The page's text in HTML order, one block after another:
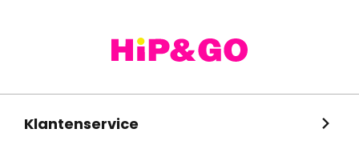
Klantenservice